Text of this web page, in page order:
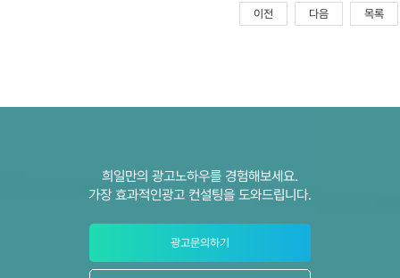
이전 다음 목록
희일만의 광고노하우를 경험해보세요.
가장 효과적인광고 컨설팅을 도와드립니다.
광고문의하기